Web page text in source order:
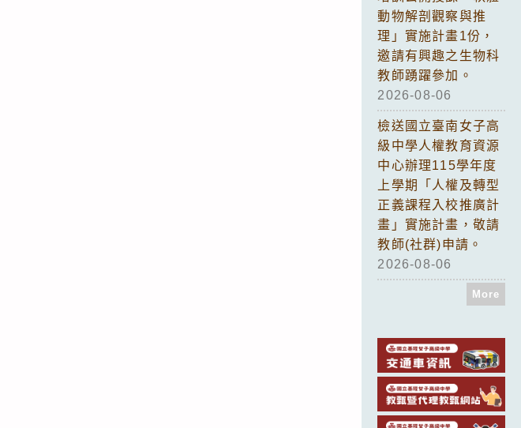
動物解剖觀察與推
理」實施計畫1份，
邀請有興趣之生物科
教師踴躍參加。
2026-08-06
檢送國立臺南女子高
級中學人權教育資源
中心辦理115學年度
上學期「人權及轉型
正義課程入校推廣計
畫」實施計畫，敬請
教師(社群)申請。
2026-08-06
More